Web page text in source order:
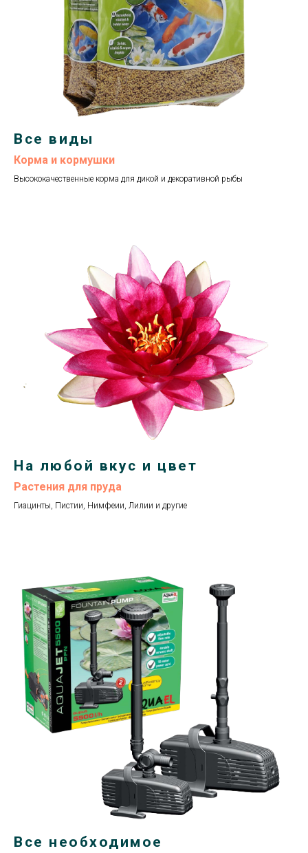
Все виды
Корма и кормушки
Высококачественные корма для дикой и декоративной рыбы
На любой вкус и цвет
Растения для пруда
Гиацинты, Пистии, Нимфеии, Лилии и другие
Все необходимое